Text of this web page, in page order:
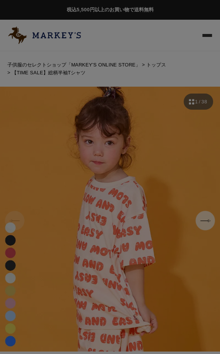
税込5,500円以上のお買い物で送料無料
子供服のセレクトショップ「MARKEY'S ONLINE STORE」
トップス
【TIME SALE】総柄半袖Tシャツ
1 / 38